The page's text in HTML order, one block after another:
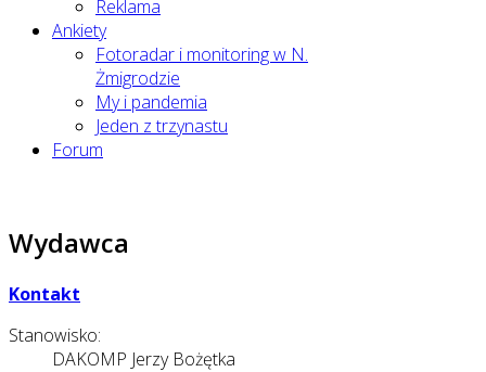
Reklama
Ankiety
Fotoradar i monitoring w N.
Żmigrodzie
My i pandemia
Jeden z trzynastu
Forum
Wydawca
Kontakt
Stanowisko:
DAKOMP Jerzy Bożętka